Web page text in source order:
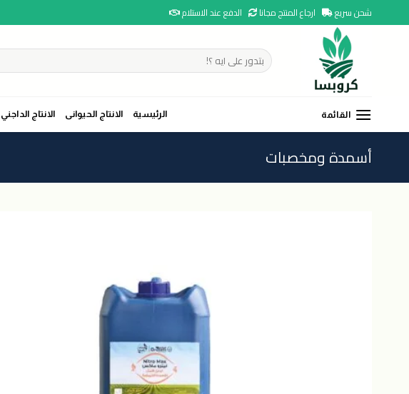
to
شحن سريع ارجاع المنتج مجانا الدفع عند الاستلام
البحث
عن:
القائمة الرئيسية الانتاج الحيوانى الانتاج الداجني
أسمدة ومخصبات